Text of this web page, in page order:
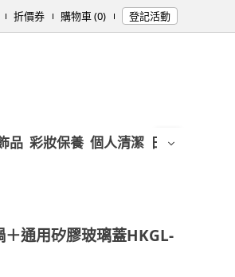
折價券 購物車 (0) 登記活動
品 彩妝保養 個人清潔 日用/紙品
通用矽膠玻璃蓋HKGL-